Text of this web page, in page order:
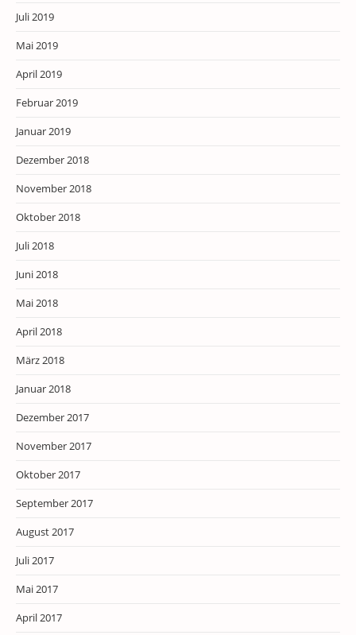
Juli 2019
Mai 2019
April 2019
Februar 2019
Januar 2019
Dezember 2018
November 2018
Oktober 2018
Juli 2018
Juni 2018
Mai 2018
April 2018
März 2018
Januar 2018
Dezember 2017
November 2017
Oktober 2017
September 2017
August 2017
Juli 2017
Mai 2017
April 2017